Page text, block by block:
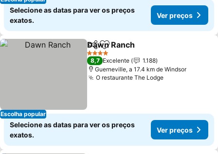
Selecione as datas para ver os preços
exatos.
Ver preços
Escolha popular
PartilharAdicionar aos favoritos
Dawn Ranch
4 Estrelas
8,7 Excelente
1.188
Guerneville, a 17.4 km de Windsor
O restaurante The LodgeVer preços
Selecione as datas para ver os preços
exatos.
Ver preços